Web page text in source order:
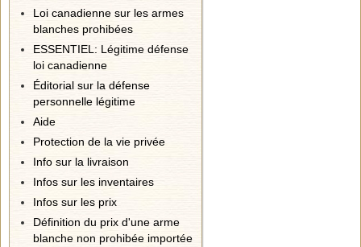
Loi canadienne sur les armes
blanches prohibées
ESSENTIEL: Légitime défense
loi canadienne
Éditorial sur la défense
personnelle légitime
Aide
Protection de la vie privée
Info sur la livraison
Infos sur les inventaires
Infos sur les prix
Définition du prix d'une arme
blanche non prohibée importée